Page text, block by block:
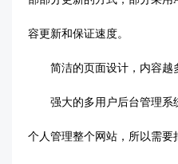
容更新和保证速度。
简洁的页面设计，内容越
强大的多用户后台管理系
个人管理整个网站，所以需